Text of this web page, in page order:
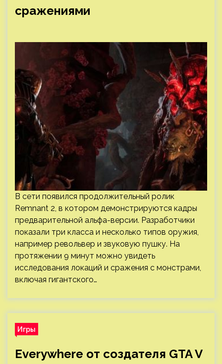
сражениями
В сети появился продолжительный ролик
Remnant 2, в котором демонстрируются кадры
предварительной альфа-версии. Разработчики
показали три класса и несколько типов оружия,
например револьвер и звуковую пушку. На
протяжении 9 минут можно увидеть
исследования локаций и сражения с монстрами,
включая гигантского…
Игры
Everywhere от создателя GTA V